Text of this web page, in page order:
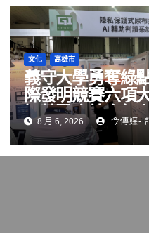
文化 高雄市
義守大學勇奪綠
際發明競賽六項
智慧醫療結合無
術 展現跨域研發
8 月 6, 2026 今傳媒-